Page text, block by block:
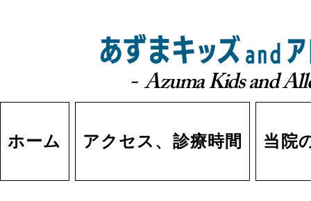
- Azuma Kids and
ホーム アクセス、診療時間 当院